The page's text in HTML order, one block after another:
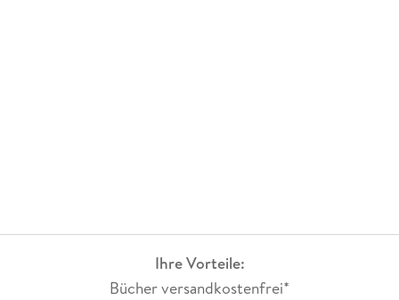
Ihre Vorteile:
Bücher versandkostenfrei*